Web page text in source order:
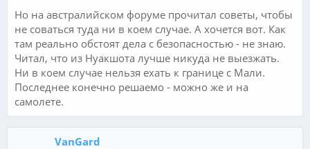
Но на австралийском форуме прочитал советы, чтобы
не соваться туда ни в коем случае. А хочется вот. Как
там реально обстоят дела с безопасностью - не знаю.
Читал, что из Нуакшота лучше никуда не выезжать.
Ни в коем случае нельзя ехать к границе с Мали.
Последнее конечно решаемо - можно же и на
самолете.
VanGard